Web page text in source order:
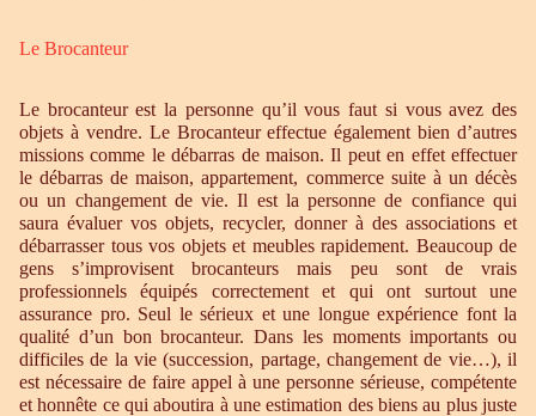
Le Brocanteur
Le brocanteur est la personne qu’il vous faut si vous avez des
objets à vendre. Le Brocanteur effectue également bien d’autres
missions comme le débarras de maison. Il peut en effet effectuer
le débarras de maison, appartement, commerce suite à un décès
ou un changement de vie. Il est la personne de confiance qui
saura évaluer vos objets, recycler, donner à des associations et
débarrasser tous vos objets et meubles rapidement. Beaucoup de
gens s’improvisent brocanteurs mais peu sont de vrais
professionnels équipés correctement et qui ont surtout une
assurance pro. Seul le sérieux et une longue expérience font la
qualité d’un bon brocanteur. Dans les moments importants ou
difficiles de la vie (succession, partage, changement de vie…), il
est nécessaire de faire appel à une personne sérieuse, compétente
et honnête ce qui aboutira à une estimation des biens au plus juste